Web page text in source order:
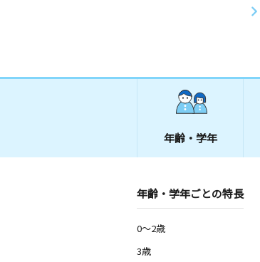
年齢・学年
年齢・学年ごとの特長
0～2歳
3歳